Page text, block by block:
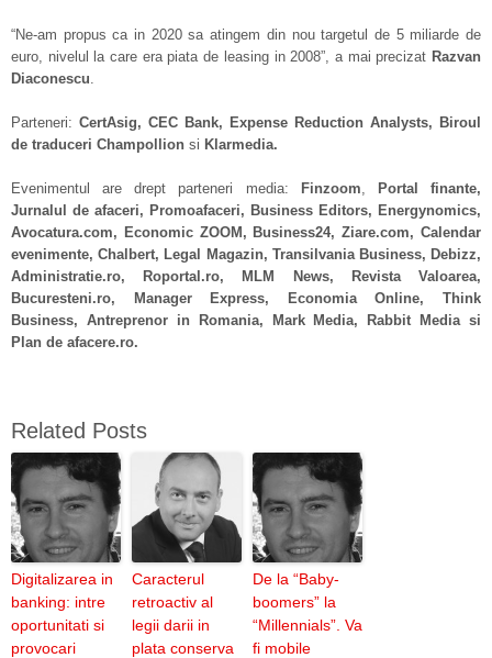
“Ne-am propus ca in 2020 sa atingem din nou targetul de 5 miliarde de
euro, nivelul la care era piata de leasing in 2008”, a mai precizat Razvan
Diaconescu.
Parteneri: CertAsig, CEC Bank, Expense Reduction Analysts, Biroul
de traduceri Champollion si Klarmedia.
Evenimentul are drept parteneri media: Finzoom,
Portal finante,
Jurnalul de afaceri, Promoafaceri, Business Editors, Energynomics,
Avocatura.com, Economic ZOOM, Business24, Ziare.com, Calendar
evenimente,Chalbert, Legal Magazin, Transilvania Business, Debizz,
Administratie.ro, Roportal.ro, MLM News, Revista Valoarea,
Bucuresteni.ro, Manager Express, Economia Online, Think
Business, Antreprenor in Romania, Mark Media, Rabbit Media si
Plan de afacere.ro.
Related Posts
Digitalizarea in
banking: intre
oportunitati si
provocari
Caracterul
retroactiv al
legii darii in
plata conserva
De la “Baby-
boomers” la
“Millennials”. Va
fi mobile